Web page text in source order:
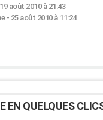
19 août 2010 à 21:43
- 25 août 2010 à 11:24
EN QUELQUES